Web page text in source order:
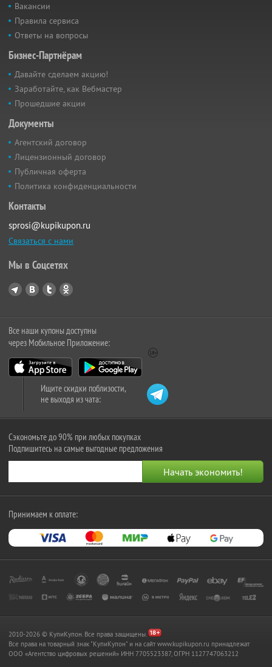
Вакансии
Правила сервиса
Ответы на вопросы
Бизнес-Партнёрам
Давайте сделаем акцию!
Заработайте, как Вебмастер
Прошедшие акции
Документы
Агентский договор
Лицензионный договор
Публичная оферта
Политика конфиденциальности
Контакты
sprosi@kupikupon.ru
Связаться с нами
Мы в Соцсетях
Все наши купоны доступны
через Мобильное Приложение:
Ищите скидки поблизости,
не выходя из чата:
Сэкономьте до 90% при любых покупках
Подпишитесь на самые выгодные предложения
Принимаем к оплате:
2010-2026 © КупиКупон. Все права защищены.
Все права на товарный знак "КупиКупон" и на сайт www.kupikupon.ru принадлежат
OOO «Агентство цифровых решений» ИНН 7705523387, ОГРН 1127747063212